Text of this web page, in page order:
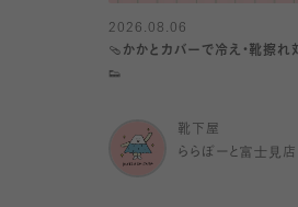
2026.08.06
🩴かかとカバーで冷え・靴擦れ
👟
靴下屋
ららぽーと富士見店